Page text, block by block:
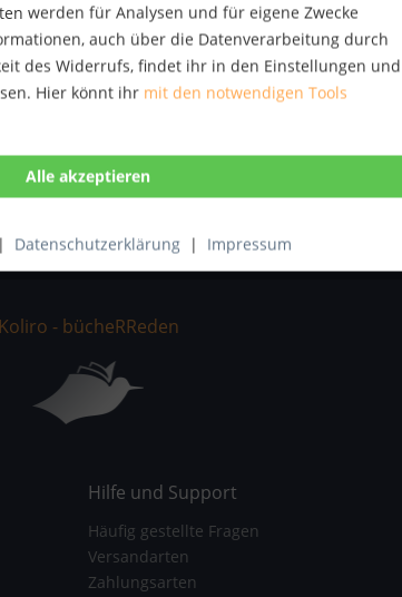
werden für Analysen und für eigene Zwecke
auch über die Datenverarbeitung durch
des Widerrufs, findet ihr in den Einstellungen und
Hier könnt ihr mit den notwendigen Tools
Datenschutzerklärung | Impressum
Koliro - bücheRReden
Hilfe und Support
Häufig gestellte Fragen
Versandarten
Zahlungsarten